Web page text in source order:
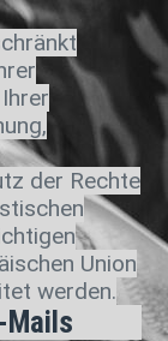
der Rechte
Union
werden.
Mails